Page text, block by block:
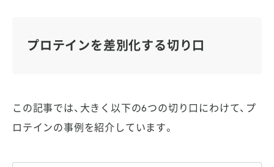
プロテインを差別化する切り口
この記事では、大きく以下の6つの切り口にわけて、プ
ロテインの事例を紹介しています。